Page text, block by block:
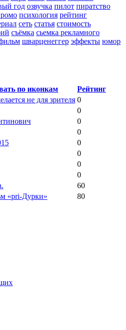
год озвучка пилот пиратство
психология рейтинг
сеть статья стоимость
съёмка сьемка рекламного
шварценеггер эффекты юмор
Рейтинг
не для зрителя 0
0
0
0
0
0
0
0
60
«pri-Дурки»
80